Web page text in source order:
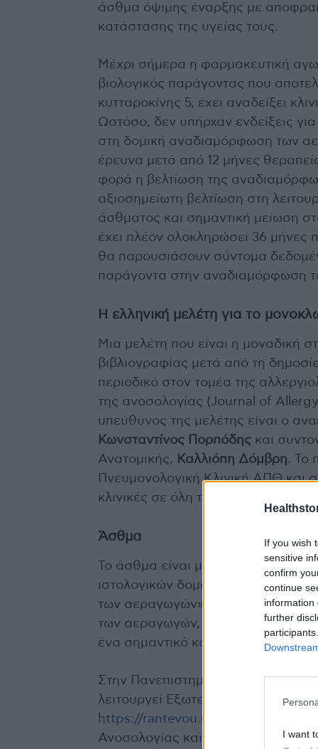
If you wish
sensitive
confirm
continue
information
further
I want
άσθμα όψιμης έναρξης με
κατάστασης της υγείας τους.
Μέχρι σήμερα η φαρμακευτική
βιολογικός παράγοντας που
κυτταροκίνης 5, έχει αναδείξει
Ωστόσο, δεν υπήρχαν ενδείξεις
στη δομική αναδιαμόρφωση των
έρευνα μετά από 12 μήνες
φορά η βελτίωση της
αξιοσημείωτη βελτίωση στη
άσθματος και σημαντική μείωση
έχει πλέον ολοκληρώσει 36
θα παρουσιάσουν σύντομα
παράγοντα στην αναδιαμόρφωση
Η ελληνική μελέτη για το
Μια μελέτη που είναι η μοναδική
βιβλιογραφίας μετά από τη
περιοδικό στον τομέα της
της ανοσολογίας (Journal of
υπεύθυνος της μελέτης είναι ο
Κωνσταντίνος Πορπόδης και
Ανατομικής,
Καλλιόπη Δόμβρη. Το
Πνευμονολογική Κλινική ΑΠΘ και
κλινικές σε όλη την Ελλάδα.
Άσθμα
Το άσθμα είναι μια χρόνια
ιστολογικών δομών στους
των αεραγωγών». Η κατανόηση
των αεραγωγών, η οποία
ένα σημαντικό και ενεργό πεδίο
Στην Πανεπιστημιακή
λειτουργεί Εξωτερικό Ιατρείο
https://rantevou.gpapanikolaou.gr
Ανοσολογίας και Αλλεργικών